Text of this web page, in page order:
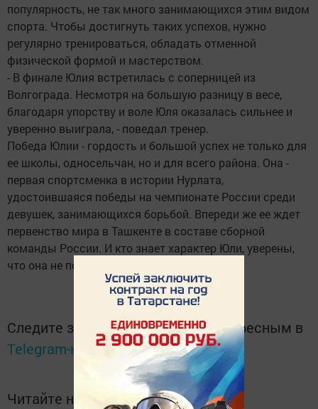
популярность, не так много занимающихся этим видом
спорта. Чтобы достигнуть таких успехов, нужно
регулярно тренироваться, обладать отменной
физической формой и мастерством.
- В финале Юлия встретилась с соперницей из
Волгограда. Несмотря на большую разницу в весе,
благодаря упорству и воле Юля оказалась сильнее и
уверенно выиграла, - поведал тренер.
Победа Юлии - гордость и большой успех не только для
ее школы, односельчан, но и для всего района. Она -
первая спортсменка в истории Нурлата,
удостоившаяся победы на чемпионате России среди
девушек, занимающихся борьбой. Впереди же ее ждет
первенство мира в Ташкенте в составе сборной
команды России. И кто знает характер Юли, уверены,
что она не подведет и там.
Следите за самым важным и интересным в
Telegram-каналеТатмедиа
Читайте новости Татарстана в